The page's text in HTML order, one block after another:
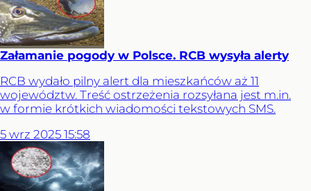
Załamanie pogody w Polsce. RCB wysyła alerty
RCB wydało pilny alert dla mieszkańców aż 11
województw. Treść ostrzeżenia rozsyłana jest m.in.
w formie krótkich wiadomości tekstowych SMS.
5 wrz 2025 15:58